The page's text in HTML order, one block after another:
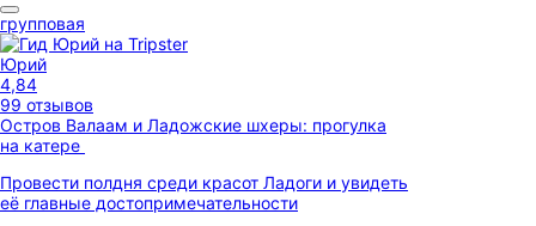
групповая
Юрий
4,84
99 отзывов
Остров Валаам и Ладожские шхеры: прогулка
на катере
Провести полдня среди красот Ладоги и увидеть
её главные достопримечательности